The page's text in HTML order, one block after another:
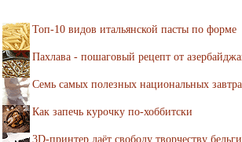
Топ-10 видов итальянской пасты по форме
Пахлава - пошаговый рецепт от
Семь самых полезных национальных
Как запечь курочку по-хоббитски
3D-принтер даёт свободу творчеству